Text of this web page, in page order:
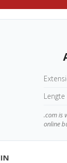
Lengte
.com is
online